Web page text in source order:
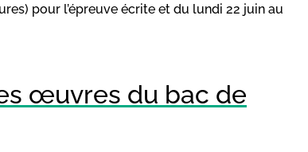
pour l’épreuve écrite et du lundi 22 juin au
œuvres du bac de